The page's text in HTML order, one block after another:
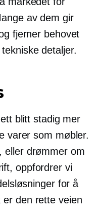
av dem gir
fjerner behovet
detaljer.
blitt stadig mer
varer som møbler.
eller drømmer om
oppfordrer vi
for å
den rette veien